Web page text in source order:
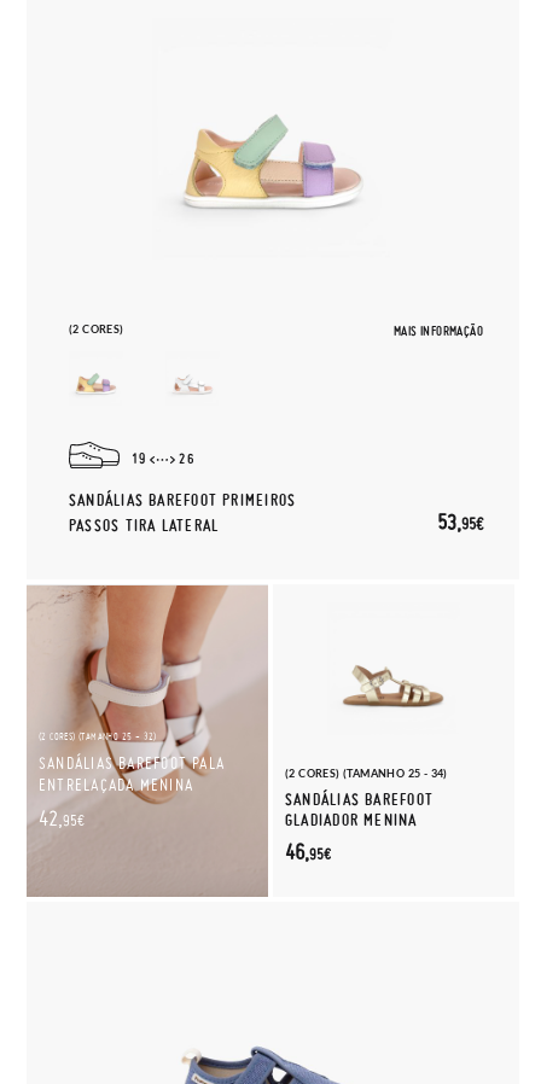
(2 CORES) MAIS INFORMAÇÃO
19 26
SANDÁLIAS BAREFOOT PRIMEIROS
PASSOS TIRA LATERAL
53,95€
(2 CORES) (TAMANHO 25 - 32)
SANDÁLIAS BAREFOOT PALA
ENTRELAÇADA MENINA
42, 95€
(2 CORES) (TAMANHO 25 - 34)
SANDÁLIAS BAREFOOT
GLADIADOR MENINA
46,95€